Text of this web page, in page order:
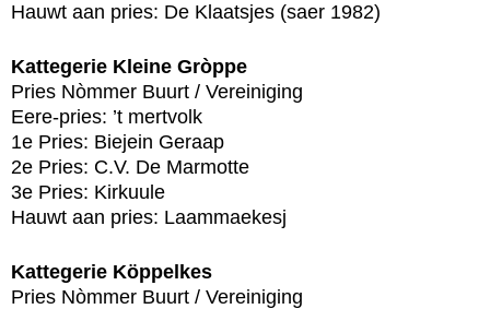
Hauwt aan pries: De Klaatsjes (saer 1982)
Kattegerie Kleine Gròppe
Pries Nòmmer Buurt / Vereiniging
Eere-pries: ’t mertvolk
1e Pries: Biejein Geraap
2e Pries: C.V. De Marmotte
3e Pries: Kirkuule
Hauwt aan pries: Laammaekesj
Kattegerie Köppelkes
Pries Nòmmer Buurt / Vereiniging